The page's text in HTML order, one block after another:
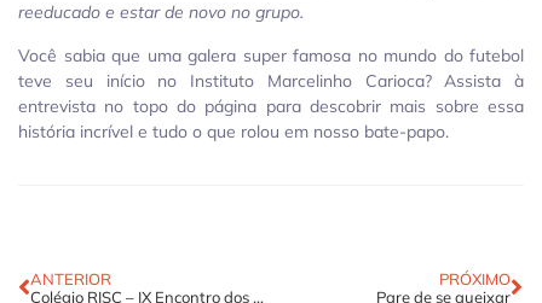
reeducado e estar de novo no grupo.
Você sabia que uma galera super famosa no mundo do futebol
teve seu início no Instituto Marcelinho Carioca? Assista à
entrevista no topo do página para descobrir mais sobre essa
história incrível e tudo o que rolou em nosso bate-papo.
ANTERIOR
Colégio RISC – IX Encontro dos Registradores Imobiliários de SC
PRÓXIMO
Pare de se queixar